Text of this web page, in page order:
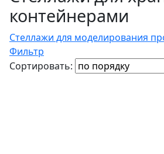
контейнерами
Стеллажи для моделирования
Фильтр
Сортировать: